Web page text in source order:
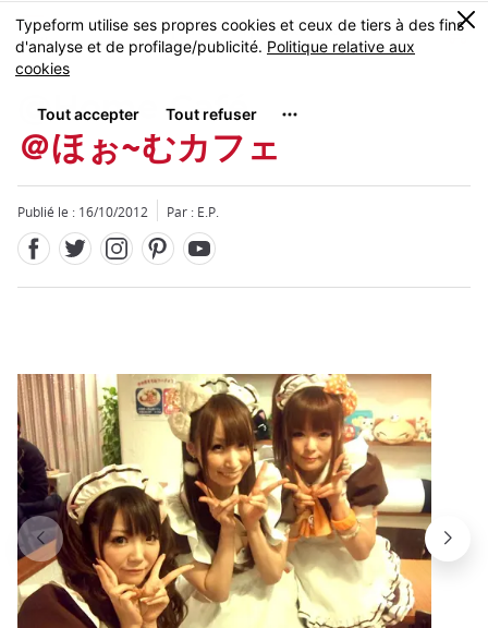
Skip
to
main
MENU
0
@Home Café
＠ほぉ~むカフェ
Publié le : 16/10/2012 Par : E.P.
Fermer